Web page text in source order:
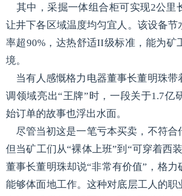
其中，采掘一体组合柜可实现2公里
让井下各区域温度均匀宜人。该设备节
率超90%，达热舒适II级标准，能为矿
境。
当有人感慨格力电器董事长董明珠带
调领域亮出“王牌”时，一段关于1.7亿
始订单的故事也浮出水面。
尽管当初这是一笔亏本买卖，不符合
但当矿工们从“裸体上班”到“可穿着西
董事长董明珠却说“非常有价值”，格力
能够体面地工作。这种对底层工人的职